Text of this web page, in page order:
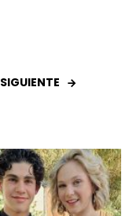
SIGUIENTE